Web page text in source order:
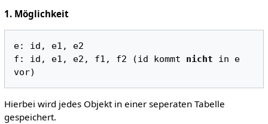
1. Möglichkeit
e: id, e1, e2
f: id, e1, e2, f1, f2 (id kommt nicht in e
Hierbei wird jedes Objekt in einer seperaten Tabelle
gespeichert.